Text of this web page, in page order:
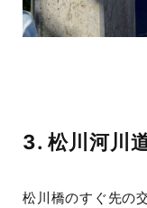
3. 松川河川
松川橋のすぐ先の